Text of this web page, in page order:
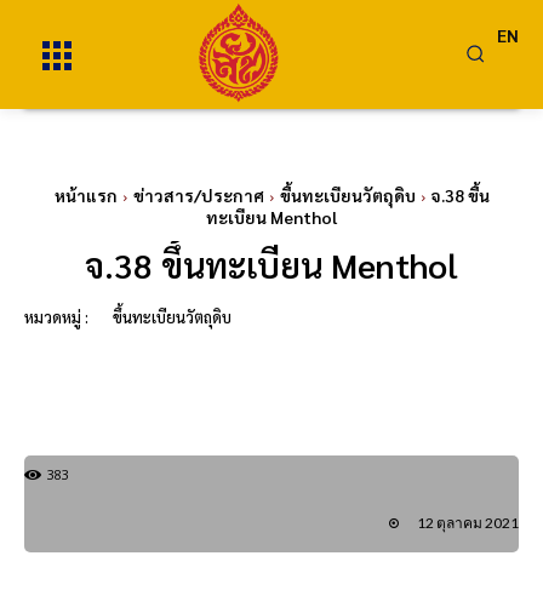
EN
หน้าแรก ข่าวสาร/ประกาศ ขึ้นทะเบียนวัตถุดิบ
จ.38 ขึ้น
ทะเบียน Menthol
จ.38 ขึ้นทะเบียน Menthol
หมวดหมู่ : ขึ้นทะเบียนวัตถุดิบ
383
12 ตุลาคม 2021